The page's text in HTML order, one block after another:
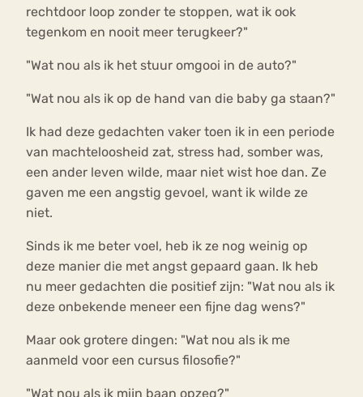
rechtdoor loop zonder te stoppen, wat ik ook
tegenkom en nooit meer terugkeer?"
"Wat nou als ik het stuur omgooi in de auto?"
"Wat nou als ik op de hand van die baby ga staan?"
Ik had deze gedachten vaker toen ik in een periode
van machteloosheid zat, stress had, somber was,
een ander leven wilde, maar niet wist hoe dan. Ze
gaven me een angstig gevoel, want ik wilde ze
niet.
Sinds ik me beter voel, heb ik ze nog weinig op
deze manier die met angst gepaard gaan. Ik heb
nu meer gedachten die positief zijn: "Wat nou als ik
deze onbekende meneer een fijne dag wens?"
Maar ook grotere dingen: "Wat nou als ik me
aanmeld voor een cursus filosofie?"
"Wat nou als ik mijn baan opzeg?"